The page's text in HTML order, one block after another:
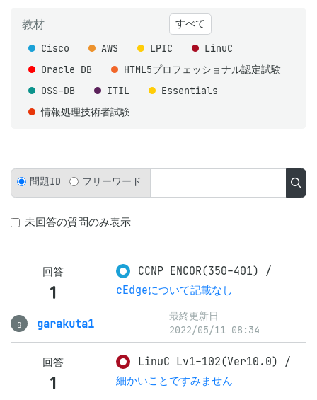
教材 すべて
Cisco AWS LPIC
LinuC
Oracle DB
HTML5プロフェッショナル認定試験
OSS-DB
ITIL
Essentials
情報処理技術者試験
問題ID フリーワード
未回答の質問のみ表示
回答
1
CCNP ENCOR(350-401) /
cEdgeについて記載なし
g garakuta1
最終更新日
2022/05/11 08:34
回答
1
LinuC Lv1-102(Ver10.0) /
細かいことですみません